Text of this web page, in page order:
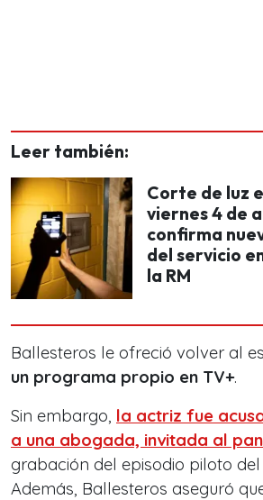
Leer también:
Corte de luz
viernes 4 de
confirma
del servicio
la RM
Ballesteros le ofreció volver al
un programa propio en TV+.
Sin embargo, la actriz fue
a una abogada, invitada al
grabación del episodio piloto
Además, Ballesteros aseguró